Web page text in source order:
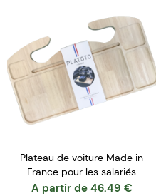
Plateau de voiture Made in
France pour les salariés
nomades
A partir de 46.49 €